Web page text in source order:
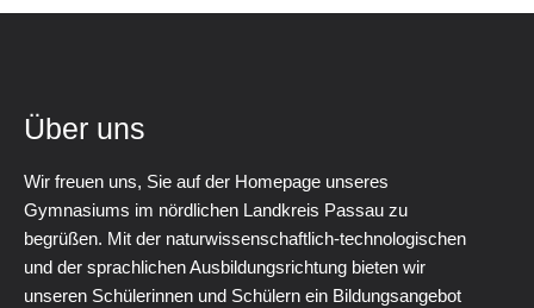
Über uns
Wir freuen uns, Sie auf der Homepage unseres
Gymnasiums im nördlichen Landkreis Passau zu
begrüßen. Mit der naturwissenschaftlich-technologischen
und der sprachlichen Ausbildungsrichtung bieten wir
unseren Schülerinnen und Schülern ein Bildungsangebot